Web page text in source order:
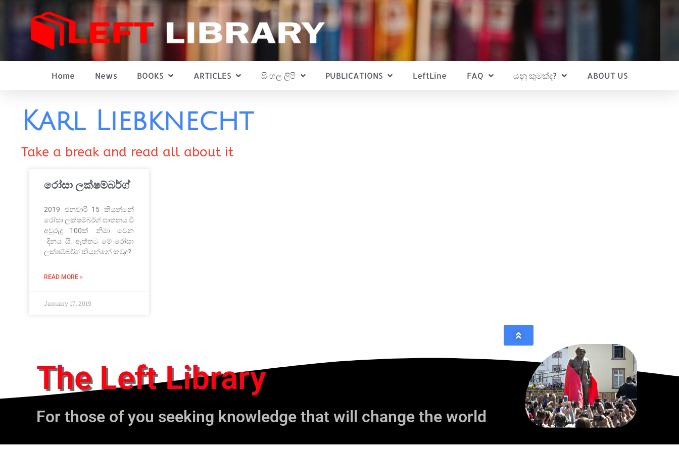
Home News BOOKS ARTICLES සිංහල ලිපි PUBLICATIONS LeftLine FAQ යනු කුමක්ද? ABOUT US
Karl Liebknecht
Take a break and read all about it
රෝසා ලක්ෂම්බර්ග්
2019 ජනවාරි 15 කියන්නේ
රෝසා ලක්ෂම්බර්ග් ඝාතනය වී
අවුරුදු 100ක් නිමා වෙන
දිනය යි. ඇත්තට මේ රෝසා
ලක්ෂම්බර්ග් කියන්නේ කවුද?
READ MORE »
January 17, 2019
The Left Library
For those of you seeking knowledge that will change the world